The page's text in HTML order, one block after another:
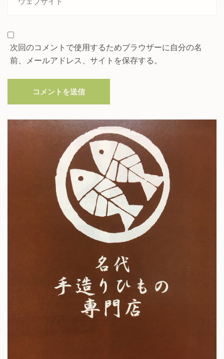
次回のコメントで使用するためブラウザーに自分の名
前、メールアドレス、サイトを保存する。